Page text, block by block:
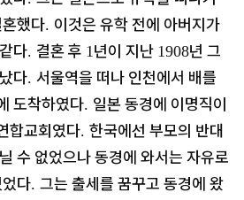
했다. 이것은 유학 전에 아버지가
다. 결혼 후 1 년이 지난 1908년 그
다. 서울역을 떠나 인천에서 배를
도착하였다. 일본 동경에 이명직이
합교회였다. 한국에선 부모의 반대
수 없었으나 동경에 와서는 자유로
다. 그는 출세를 꿈꾸고 동경에 왔